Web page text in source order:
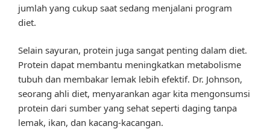
jumlah yang cukup saat sedang menjalani program
diet.
Selain sayuran, protein juga sangat penting dalam diet.
Protein dapat membantu meningkatkan metabolisme
tubuh dan membakar lemak lebih efektif. Dr. Johnson,
seorang ahli diet, menyarankan agar kita mengonsumsi
protein dari sumber yang sehat seperti daging tanpa
lemak, ikan, dan kacang-kacangan.